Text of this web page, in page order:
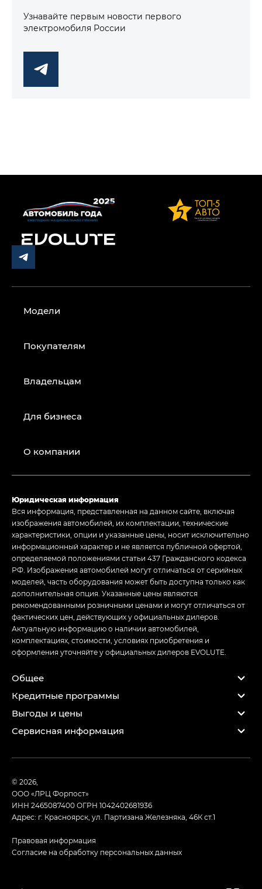
Узнавайте первым новости первого
электромобиля России
Модели
Покупателям
Владельцам
Для бизнеса
О компании
Юридическая информация
Вся информация, представленная на данном сайте, включая
изображения автомобилей, их комплектации, технические
характеристики, опции и указанные цены, носит исключительно
информационный характер и не является публичной офертой,
определяемой положениями статьи 437 Гражданского кодекса
РФ. Изображения автомобилей могут отличаться от серийных
моделей, часть оборудования может быть доступна только как
дополнительная опция. Указанные цены являются
рекомендованными розничными ценами и могут отличаться от
фактических цен, действующих у официальных дилеров.
Актуальную информацию о наличии автомобилей,
комплектациях, стоимости, условиях приобретения и
оформления уточняйте у официальных дилеров EVOLUTE.
Общее
Кредитные программы
Выгоды и цены
Сервисная информация
© 2026,
ООО «ЛРЦ Форпост»
ИНН 2465087400ОГРН 1042402681936
Адрес: г. Красноярск, ул. Партизана Железняка, 46К ст.1
Правовая информация
Согласие на обработку персональных данных